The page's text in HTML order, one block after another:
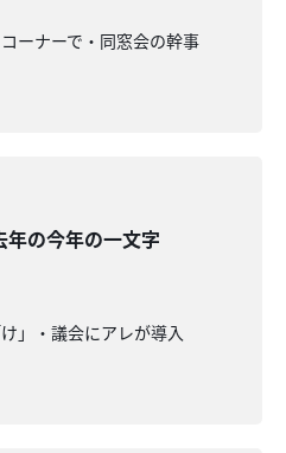
ーナーで・同窓会の幹事
年の今年の一文字
」・議会にアレが導入